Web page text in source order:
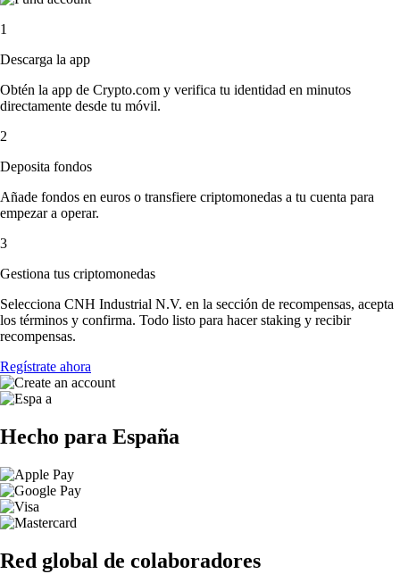
1
Descarga la app
Obtén la app de Crypto.com y verifica tu identidad en minutos
directamente desde tu móvil.
2
Deposita fondos
Añade fondos en euros o transfiere criptomonedas a tu cuenta para
empezar a operar.
3
Gestiona tus criptomonedas
Selecciona CNH Industrial N.V. en la sección de recompensas, acepta
los términos y confirma. Todo listo para hacer staking y recibir
recompensas.
Regístrate ahora
Hecho para España
Red global de colaboradores